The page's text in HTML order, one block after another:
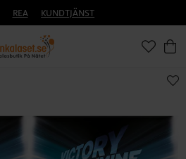
REA KUNDTJÄNST